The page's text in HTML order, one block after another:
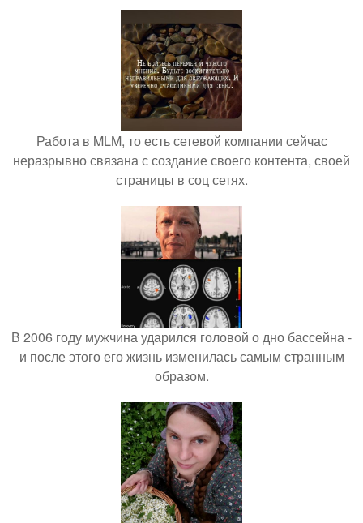
Работа в MLM, то есть сетевой компании сейчас
неразрывно связана с создание своего контента, своей
страницы в соц сетях.
В 2006 году мужчина ударился головой о дно бассейна -
и после этого его жизнь изменилась самым странным
образом.